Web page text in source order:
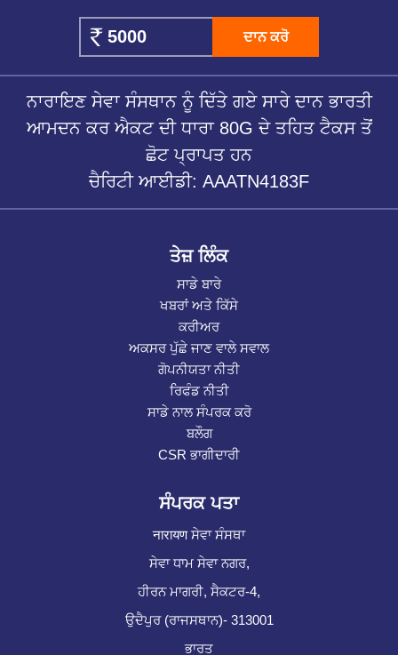
ਦਾਨ ਕਰੋ
ਨਾਰਾਇਣ ਸੇਵਾ ਸੰਸਥਾਨ ਨੂੰ ਦਿੱਤੇ ਗਏ ਸਾਰੇ ਦਾਨ ਭਾਰਤੀ
ਆਮਦਨ ਕਰ ਐਕਟ ਦੀ ਧਾਰਾ 80G ਦੇ ਤਹਿਤ ਟੈਕਸ ਤੋਂ
ਛੋਟ ਪ੍ਰਾਪਤ ਹਨ
ਚੈਰਿਟੀ ਆਈਡੀ: AAATN4183F
ਤੇਜ਼ ਲਿੰਕ
ਸਾਡੇ ਬਾਰੇ
ਖਬਰਾਂ ਅਤੇ ਕਿੱਸੇ
ਕਰੀਅਰ
ਅਕਸਰ ਪੁੱਛੇ ਜਾਣ ਵਾਲੇ ਸਵਾਲ
ਗੋਪਨੀਯਤਾ ਨੀਤੀ
ਰਿਫੰਡ ਨੀਤੀ
ਸਾਡੇ ਨਾਲ ਸੰਪਰਕ ਕਰੋ
ਬਲੌਗ
CSR ਭਾਗੀਦਾਰੀ
ਸੰਪਰਕ ਪਤਾ
नारायण ਸੇਵਾ ਸੰਸਥਾ
ਸੇਵਾ ਧਾਮ ਸੇਵਾ ਨਗਰ,
ਹੀਰਨ ਮਾਗਰੀ, ਸੈਕਟਰ-4,
ਉਦੈਪੁਰ (ਰਾਜਸਥਾਨ)- 313001
ਭਾਰਤ